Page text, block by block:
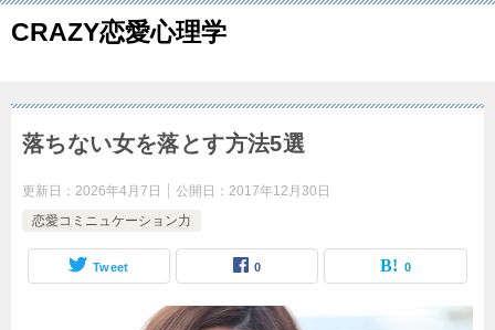
CRAZY恋愛心理学
落ちない女を落とす方法5選
更新日： 2026年4月7日 公開日： 2017年12月30日
恋愛コミニュケーション力
Tweet 0 0